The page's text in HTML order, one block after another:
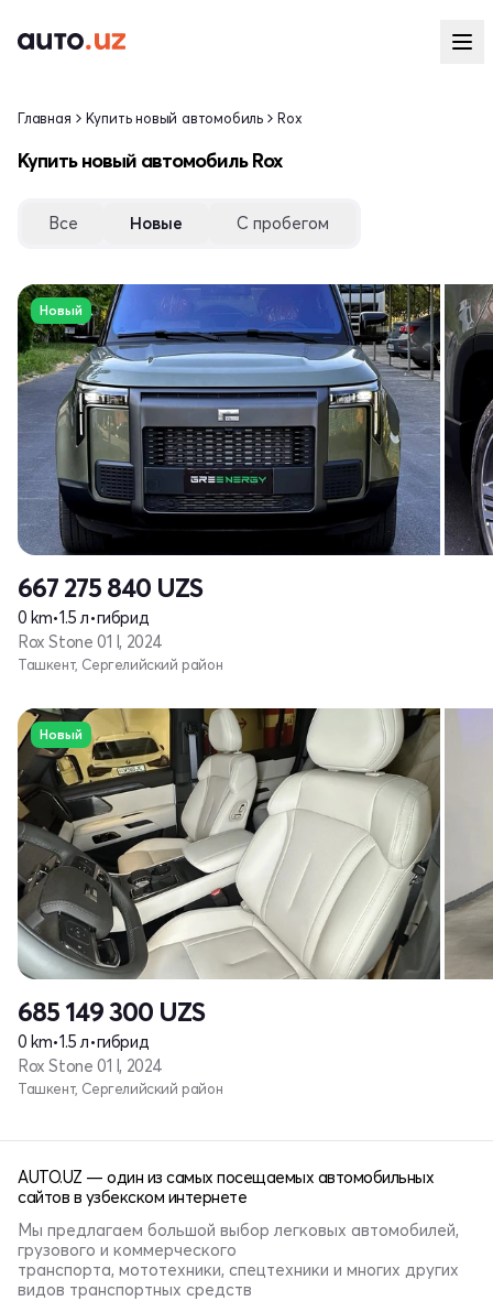
Главная Купить новый автомобиль Rox
Купить новый автомобиль Rox
Все Новые С пробегом
Новый
667 275 840 UZS
0 km•1.5 л•гибрид
Rox Stone 01 I, 2024
Ташкент, Сергелийский район
Новый
685 149 300 UZS
0 km•1.5 л•гибрид
Rox Stone 01 I, 2024
Ташкент, Сергелийский район
AUTO.UZ — один из самых посещаемых автомобильных
сайтов в узбекском интернете
Мы предлагаем большой выбор легковых автомобилей,
грузового и коммерческого
транспорта, мототехники, спецтехники и многих других
видов транспортных средств